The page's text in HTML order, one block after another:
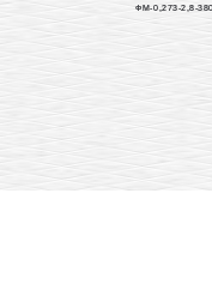
ФМ-0,273-2,8-